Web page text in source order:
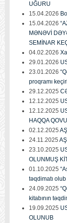
UĞURU
15.04.2026
15.04.2026
MƏNƏVİ
SEMİNAR
04.02.2026
29.01.2026
23.01.2026
proqramı
29.12.2025
12.12.2025
12.12.2025
HAQQA
02.12.2025
24.11.2025
23.10.2025
OLUNMUŞ
01.10.2025
təqdimatı olub
24.09.2025
kitabının
19.09.2025
OLUNUB